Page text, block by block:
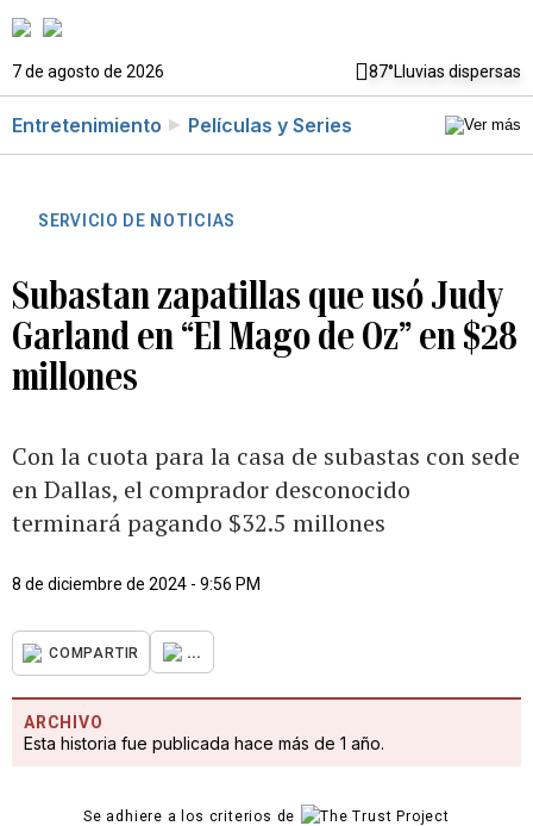
7 de agosto de 2026 87°Lluvias dispersas
Entretenimiento Películas y Series
SERVICIO DE NOTICIAS
Subastan zapatillas que usó Judy
Garland en “El Mago de Oz” en $28
millones
Con la cuota para la casa de subastas con sede
en Dallas, el comprador desconocido
terminará pagando $32.5 millones
8 de diciembre de 2024 - 9:56 PM
COMPARTIR ...
ARCHIVO
Esta historia fue publicada hace más de 1 año.
Se adhiere a los criterios de